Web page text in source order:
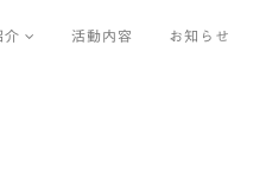
介 活動内容 お知らせ